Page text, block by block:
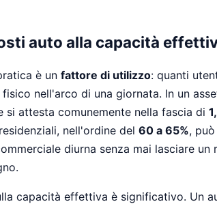
auto alla capacità
è un fattore di utilizzo: quanti
nell'arco di una giornata. In un
si attesta comunemente nella fascia di
nell'ordine del 60 a 65%,
diurna senza mai lasciare
capacità effettiva è significativo. Un